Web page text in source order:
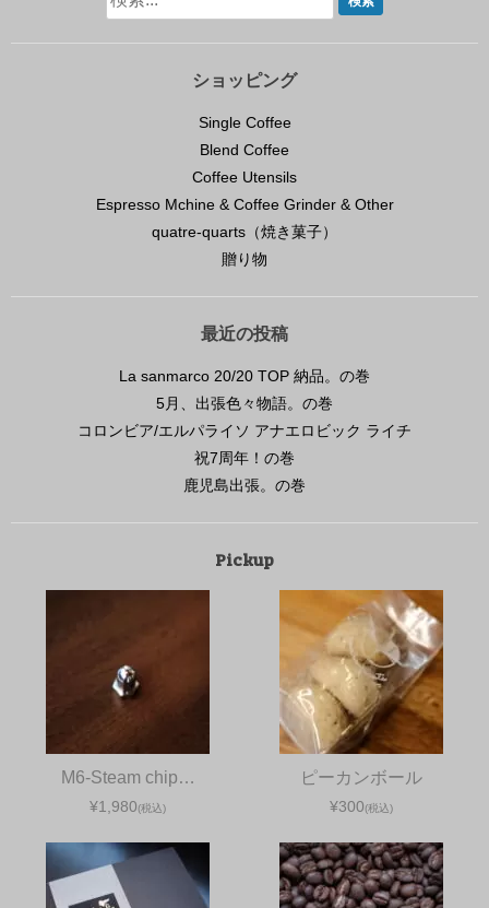
ショッピング
Single Coffee
Blend Coffee
Coffee Utensils
Espresso Mchine & Coffee Grinder & Other
quatre-quarts（焼き菓子）
贈り物
最近の投稿
La sanmarco 20/20 TOP 納品。の巻
5月、出張色々物語。の巻
コロンビア/エルパライソ アナエロビック ライチ
祝7周年！の巻
鹿児島出張。の巻
Pickup
M6-Steam chip…
¥1,980(税込)
ピーカンボール
¥300(税込)